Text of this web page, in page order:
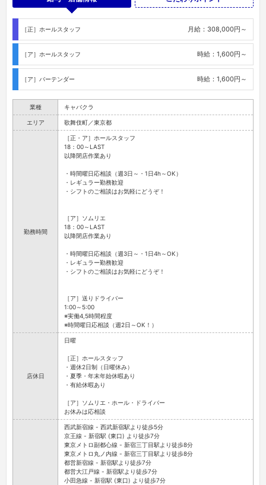
［正］ホールスタッフ 月給：308,000円～
［ア］ホールスタッフ 時給：1,600円～
［ア］バーテンダー 時給：1,600円～
業種 キャバクラ
エリア 歌舞伎町／東京都
勤務時間
［正・ア］ホールスタッフ
18：00～LAST
以降閉店作業あり
・時間曜日応相談（週3日～・1日4h～OK）
・レギュラー勤務歓迎
・シフトのご相談はお気軽にどうぞ！
［ア］ソムリエ
18：00～LAST
以降閉店作業あり
・時間曜日応相談（週3日～・1日4h～OK）
・レギュラー勤務歓迎
・シフトのご相談はお気軽にどうぞ！
［ア］送りドライバー
1:00～5:00
※実働4,5時間程度
※時間曜日応相談（週2日～OK！）
店休日
日曜
［正］ホールスタッフ
・週休2日制（日曜休み）
・夏季・年末年始休暇あり
・有給休暇あり
［ア］ソムリエ・ホール・ドライバー
お休みは応相談
西武新宿線 - 西武新宿駅より徒歩5分
京王線 - 新宿駅 (東口) より徒歩7分
東京メトロ副都心線 - 新宿三丁目駅より徒歩8分
東京メトロ丸ノ内線 - 新宿三丁目駅より徒歩8分
都営新宿線 - 新宿駅より徒歩7分
都営大江戸線 - 新宿駅より徒歩7分
小田急線 - 新宿駅 (東口) より徒歩7分